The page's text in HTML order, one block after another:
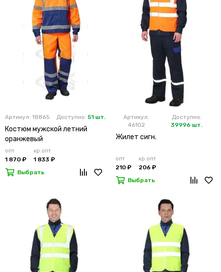
Артикул: 18865 Доступно: 51 шт.
Костюм мужской летний
оранжевый
опт
1 870 ₽
кр.опт
1 833 ₽
Выбрать
Артикул:
46102
Доступно:
39996 шт.
Жилет сигн.
опт
210 ₽
кр.опт
206 ₽
Выбрать